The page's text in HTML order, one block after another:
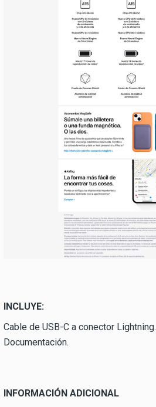
INCLUYE:
Cable de USB-C a conector Lightning.
Documentación.
INFORMACIÓN ADICIONAL